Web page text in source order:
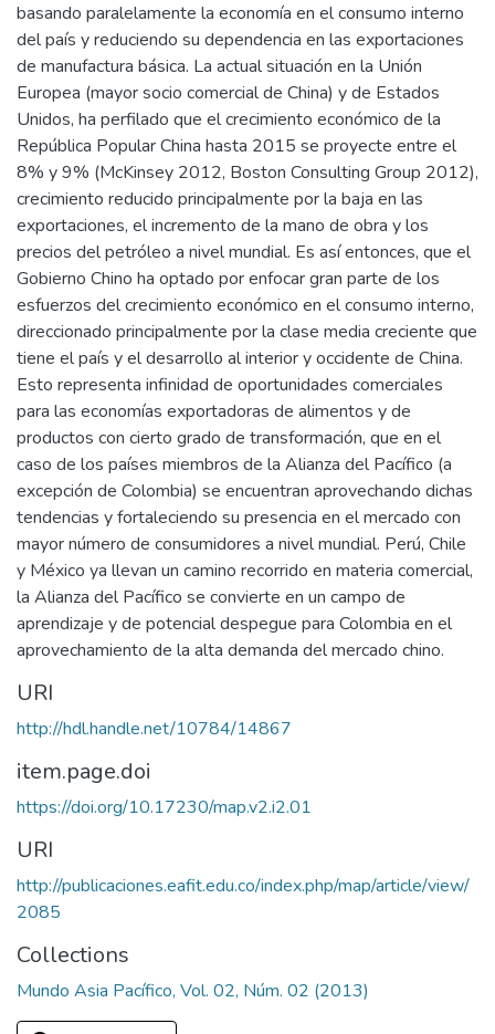
basando paralelamente la economía en el consumo interno
del país y reduciendo su dependencia en las exportaciones
de manufactura básica. La actual situación en la Unión
Europea (mayor socio comercial de China) y de Estados
Unidos, ha perfilado que el crecimiento económico de la
República Popular China hasta 2015 se proyecte entre el
8% y 9% (McKinsey 2012, Boston Consulting Group 2012),
crecimiento reducido principalmente por la baja en las
exportaciones, el incremento de la mano de obra y los
precios del petróleo a nivel mundial. Es así entonces, que el
Gobierno Chino ha optado por enfocar gran parte de los
esfuerzos del crecimiento económico en el consumo interno,
direccionado principalmente por la clase media creciente que
tiene el país y el desarrollo al interior y occidente de China.
Esto representa infinidad de oportunidades comerciales
para las economías exportadoras de alimentos y de
productos con cierto grado de transformación, que en el
caso de los países miembros de la Alianza del Pacífico (a
excepción de Colombia) se encuentran aprovechando dichas
tendencias y fortaleciendo su presencia en el mercado con
mayor número de consumidores a nivel mundial. Perú, Chile
y México ya llevan un camino recorrido en materia comercial,
la Alianza del Pacífico se convierte en un campo de
aprendizaje y de potencial despegue para Colombia en el
aprovechamiento de la alta demanda del mercado chino.
URI
http://hdl.handle.net/10784/14867
item.page.doi
https://doi.org/10.17230/map.v2.i2.01
URI
http://publicaciones.eafit.edu.co/index.php/map/article/view/
2085
Collections
Mundo Asia Pacífico, Vol. 02, Núm. 02 (2013)